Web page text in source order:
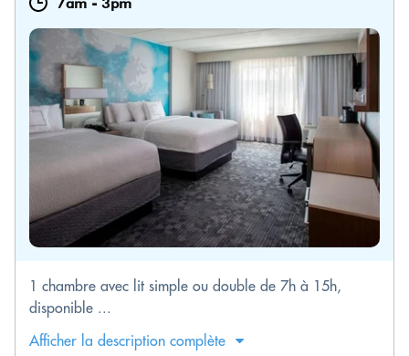
1 chambre avec lit simple ou double de 7h à 15h,
disponible ...
Afficher la description complète